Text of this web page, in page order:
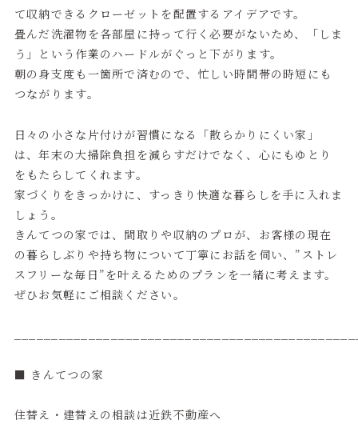
て収納できるクローゼットを配置するアイデアです。
畳んだ洗濯物を各部屋に持って行く必要がないため、「しま
う」という作業のハードルがぐっと下がります。
朝の身支度も一箇所で済むので、忙しい時間帯の時短にも
つながります。
日々の小さな片付けが習慣になる「散らかりにくい家」
は、年末の大掃除負担を減らすだけでなく、心にもゆとり
をもたらしてくれます。
家づくりをきっかけに、すっきり快適な暮らしを手に入れま
しょう。
きんてつの家では、間取りや収納のプロが、お客様の現在
の暮らしぶりや持ち物について丁寧にお話を伺い、”ストレ
スフリーな毎日”を叶えるためのプランを一緒に考えます。
ぜひお気軽にご相談ください。
■ きんてつの家
住替え・建替えの相談は近鉄不動産へ